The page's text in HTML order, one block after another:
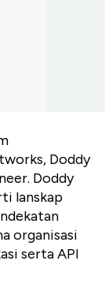
Doddy
Doddy
lanskap
organisasi
serta API